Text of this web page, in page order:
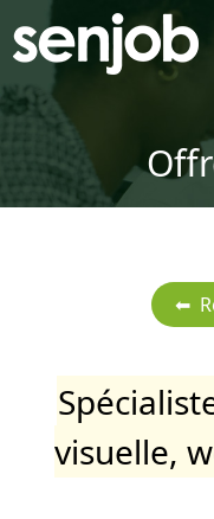
visuelle,